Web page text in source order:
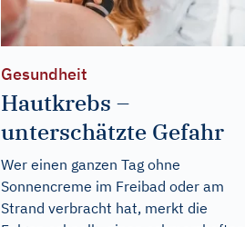
Gesundheit
Hautkrebs –
unterschätzte Gefahr
Wer einen ganzen Tag ohne
Sonnencreme im Freibad oder am
Strand verbracht hat, merkt die